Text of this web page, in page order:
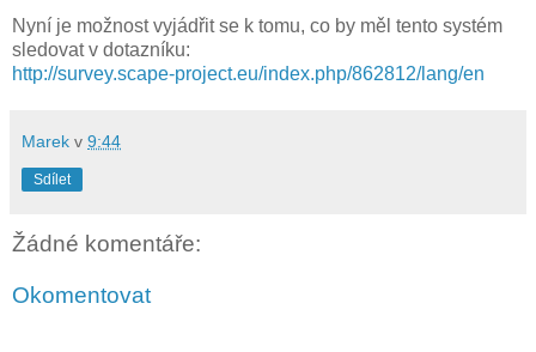
Nyní je možnost vyjádřit se k tomu, co by měl tento systém
sledovat v dotazníku:
http://survey.scape-project.eu/index.php/862812/lang/en
Marek v 9:44
Sdílet
Žádné komentáře:
Okomentovat